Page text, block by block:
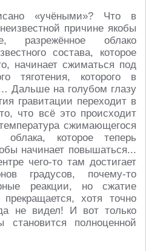
«учёными»? Что в
причине якобы
разрежённое облако
состава, которое
начинает сжиматься под
тяготения, которого в
Дальше на голубом глазу
гравитации переходит в
что всё это происходит
сжимающегося
облака, которое теперь
начинает повышаться...
чего-то там достигает
градусов, почему-то
реакции, но сжатие
хотя точно
не видел! И вот только
становится полноценной